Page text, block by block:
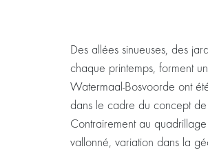
Des allées sinueuses, des
chaque printemps, forment
Watermaal-Bosvoorde ont
dans le cadre du concept
Contrairement au
vallonné, variation dans la